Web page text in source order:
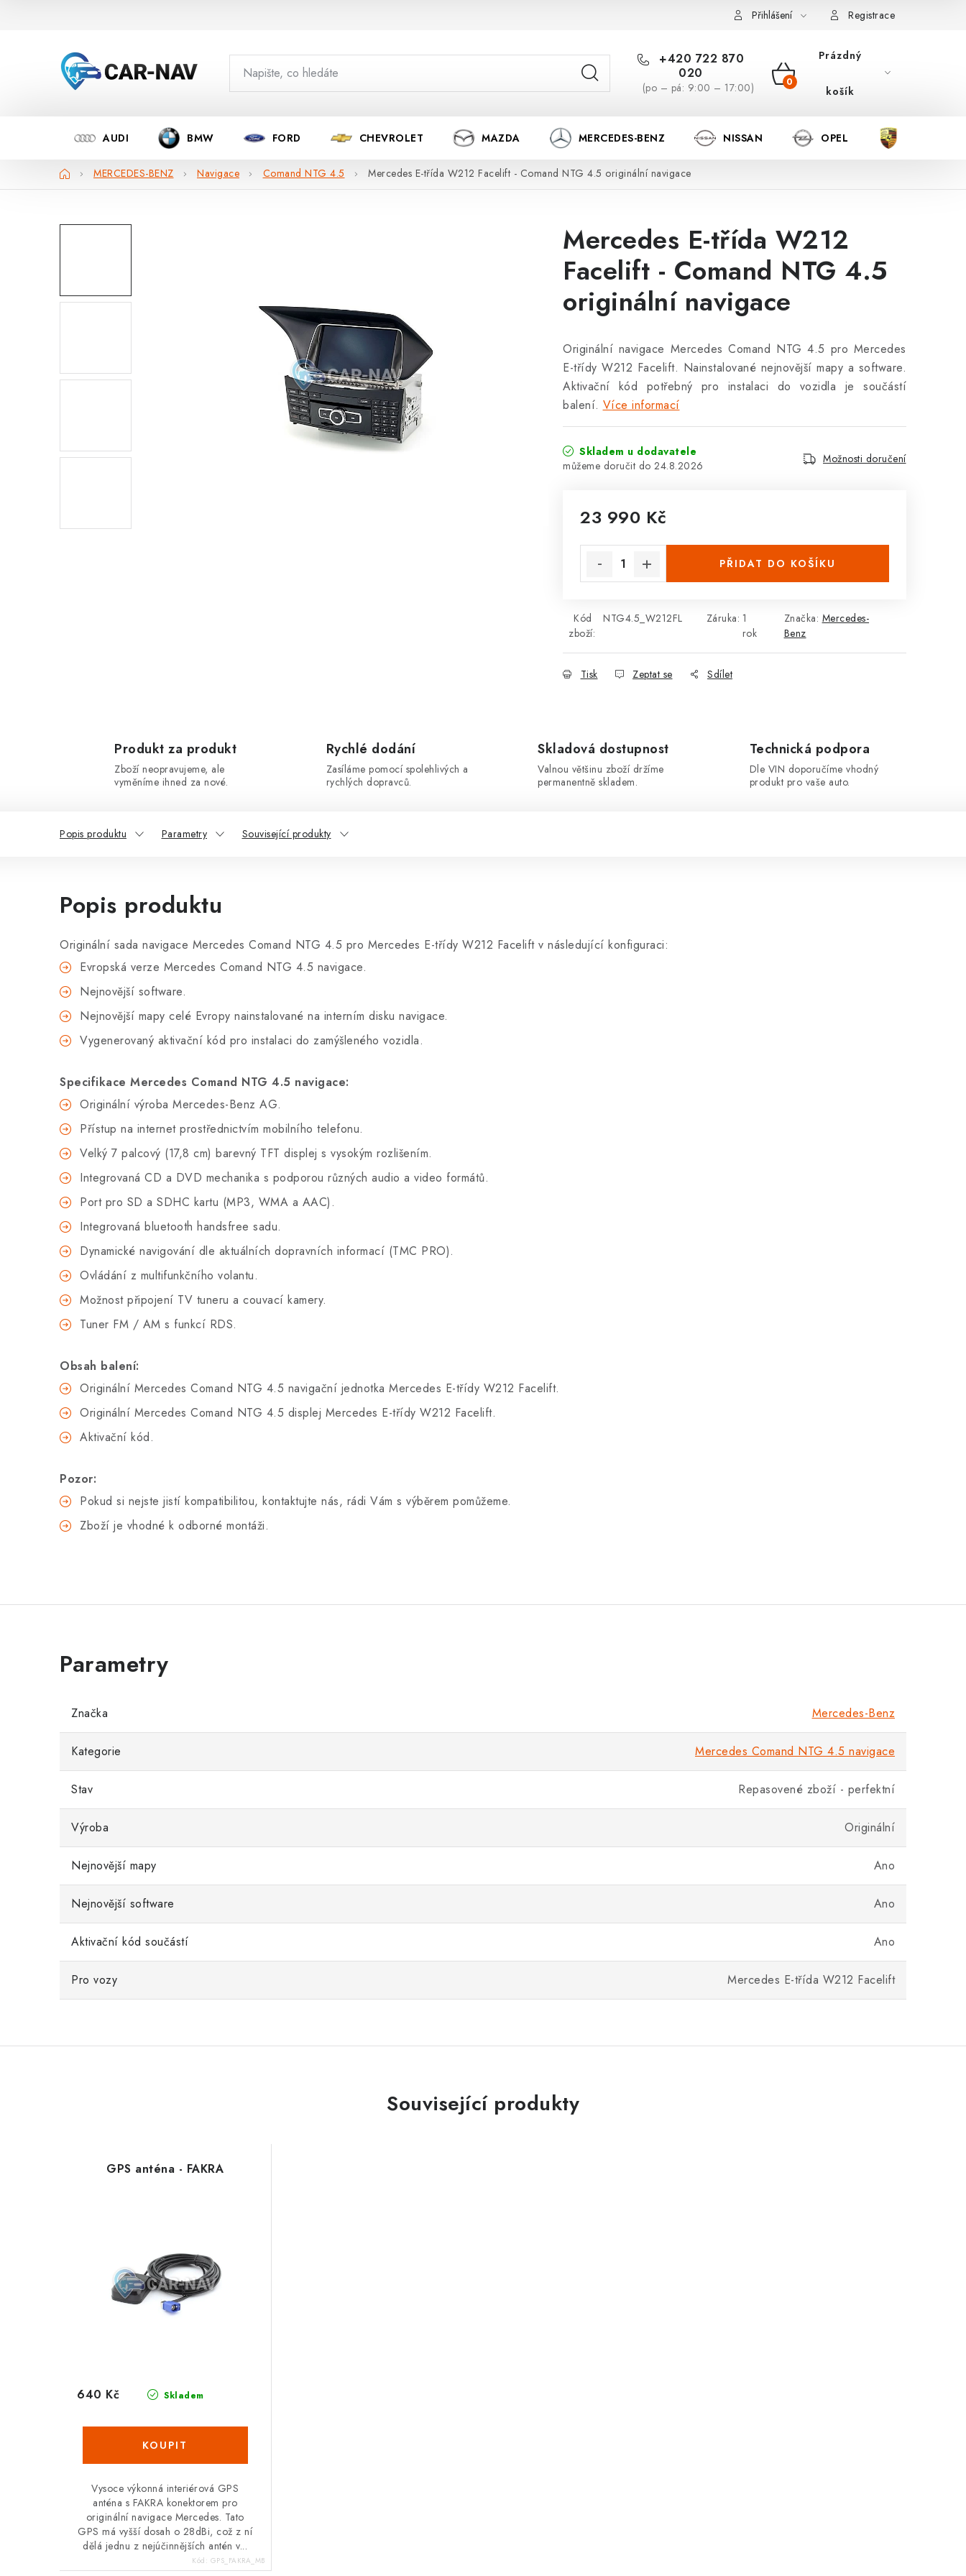
Přihlášení Registrace
+420 722 870
020
(po – pá: 9:00 – 17:00)
NÁKUPNÍ
KOŠÍK
Prázdný
košík
AUDI BMW FORD CHEVROLET MAZDA MERCEDES-BENZ NISSAN OPEL
DomůMERCEDES-BENZ Navigace Comand NTG 4.5 Mercedes E-třída W212 Facelift - Comand NTG 4.5 originální navigace
Mercedes E-třída W212
Facelift - Comand NTG 4.5
originální navigace
Originální navigace Mercedes Comand NTG 4.5 pro Mercedes
E-třídy W212 Facelift. Nainstalované nejnovější mapy a software.
Aktivační kód potřebný pro instalaci do vozidla je součástí
balení. Více informací
Skladem u dodavatele
24.8.2026
Možnosti doručení
23 990 Kč
PŘIDAT DO KOŠÍKU
Kód
zboží:
NTG4.5_W212FL Záruka: 1
rok
Značka: Mercedes-
Benz
Tisk Zeptat se Sdílet
Produkt za produkt
Zboží neopravujeme, ale
vyměníme ihned za nové.
Rychlé dodání
Zasíláme pomocí spolehlivých a
rychlých dopravců.
Skladová dostupnost
Valnou většinu zboží držíme
permanentně skladem.
Technická podpora
Dle VIN doporučíme vhodný
produkt pro vaše auto.
Popis produktu Parametry Související produkty
Popis produktu
Originální sada navigace Mercedes Comand NTG 4.5 pro Mercedes E-třídy W212 Facelift v následující konfiguraci:
Evropská verze Mercedes Comand NTG 4.5 navigace.
Nejnovější software.
Nejnovější mapy celé Evropy nainstalované na interním disku navigace.
Vygenerovaný aktivační kód pro instalaci do zamýšleného vozidla.
Specifikace Mercedes Comand NTG 4.5 navigace:
Originální výroba Mercedes-Benz AG.
Přístup na internet prostřednictvím mobilního telefonu.
Velký 7 palcový (17,8 cm) barevný TFT displej s vysokým rozlišením.
Integrovaná CD a DVD mechanika s podporou různých audio a video formátů.
Port pro SD a SDHC kartu (MP3, WMA a AAC).
Integrovaná bluetooth handsfree sadu.
Dynamické navigování dle aktuálních dopravních informací (TMC PRO).
Ovládání z multifunkčního volantu.
Možnost připojení TV tuneru a couvací kamery.
Tuner FM / AM s funkcí RDS.
Obsah balení:
Originální Mercedes Comand NTG 4.5 navigační jednotka Mercedes E-třídy W212 Facelift.
Originální Mercedes Comand NTG 4.5 displej Mercedes E-třídy W212 Facelift.
Aktivační kód.
Pozor:
Pokud si nejste jistí kompatibilitou, kontaktujte nás, rádi Vám s výběrem pomůžeme.
Zboží je vhodné k odborné montáži.
Značka Mercedes-Benz
Kategorie Mercedes Comand NTG 4.5 navigace
Stav Repasovené zboží - perfektní
Výroba Originální
Nejnovější mapy Ano
Nejnovější software Ano
Aktivační kód součástí Ano
Pro vozy Mercedes E-třída W212 Facelift
Související produkty
GPS anténa - FAKRA
Skladem
640 Kč
Vysoce výkonná interiérová GPS
anténa s FAKRA konektorem pro
originální navigace Mercedes. Tato
GPS má vyšší dosah o 28dBi, což z ní
dělá jednu z nejúčinnějších antén v...
Kód: GPS_FAKRA_MB